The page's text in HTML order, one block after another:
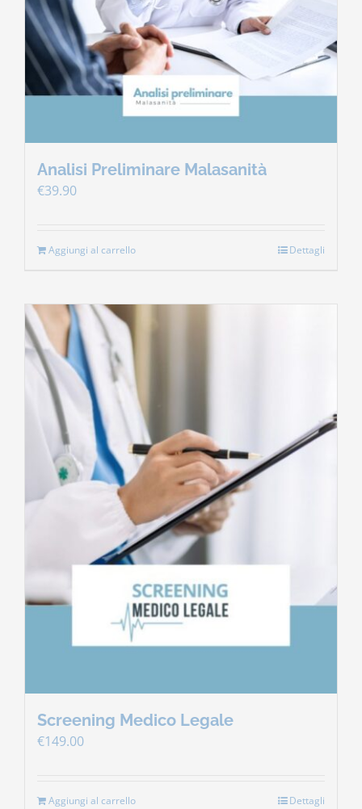
Contatti
Carrello
Analisi Preliminare Malasanità
€39.90
Aggiungi al carrello Dettagli
Screening Medico Legale
€149.00
Aggiungi al carrello Dettagli